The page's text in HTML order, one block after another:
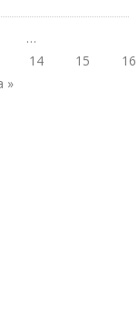
…
14 15
16
»